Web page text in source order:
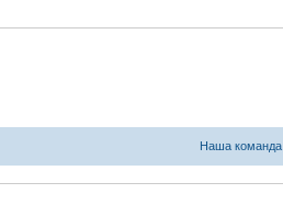
Наша команда